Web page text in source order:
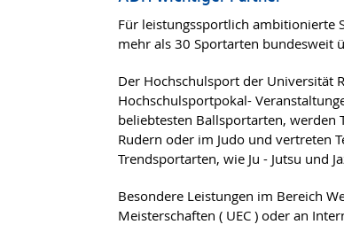
Für leistungssportlich ambitionierte
mehr als 30 Sportarten bundesweit
Der Hochschulsport der Universität
Hochschulsportpokal-
beliebtesten Ballsportarten, werden
Rudern oder im Judo und vertreten
Trendsportarten, wie Ju - Jutsu und
Besondere Leistungen im Bereich
Meisterschaften ( UEC ) oder an